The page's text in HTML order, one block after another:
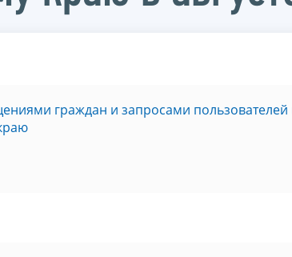
граждан и запросами